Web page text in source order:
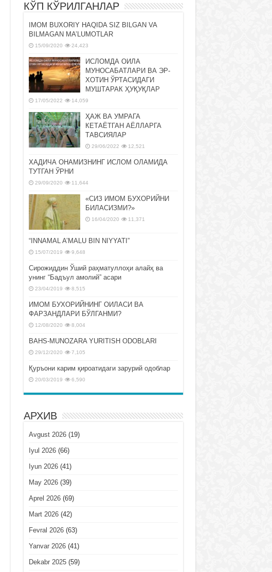
КЎП КЎРИЛГАНЛАР
IMOM BUXORIY HAQIDA SIZ BILGAN VA
BILMAGAN MA’LUMOTLAR
15/09/2020 24,423
ИСЛОМДА ОИЛА
МУНОСАБАТЛАРИ ВА ЭР-
ХОТИН ЎРТАСИДАГИ
МУШТАРАК ҲУҚУҚЛАР
17/05/2022 14,059
ҲАЖ ВА УМРАГА
КЕТАЁТГАН АЁЛЛАРГА
ТАВСИЯЛАР
29/06/2022 12,521
ХАДИЧА ОНАМИЗНИНГ ИСЛОМ ОЛАМИДА
ТУТГАН ЎРНИ
29/09/2020 11,644
«СИЗ ИМОМ БУХОРИЙНИ
БИЛАСИЗМИ?»
16/04/2020 11,371
“INNAMAL A’MALU BIN NIYYATI”
15/07/2019 9,648
Сирожиддин Ўший раҳматуллоҳи алайҳ ва
унинг “Бадъул амолий” асари
23/04/2019 8,515
ИМОМ БУХОРИЙНИНГ ОИЛАСИ ВА
ФАРЗАНДЛАРИ БЎЛГАНМИ?
12/08/2020 8,004
BAHS-MUNOZARA YURITISH ODOBLARI
29/12/2020 7,105
Қуръони карим қироатидаги зарурий одоблар
20/03/2019 6,590
АРХИВ
Avgust 2026(19)
Iyul 2026(66)
Iyun 2026(41)
May 2026(39)
Aprel 2026(69)
Mart 2026(42)
Fevral 2026(63)
Yanvar 2026(41)
Dekabr 2025(59)